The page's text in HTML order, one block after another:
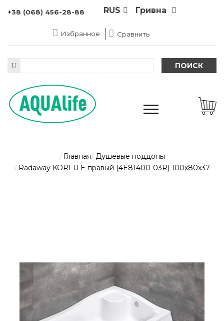
+38 (068) 456-28-88 RUS Гривна
Избранное Сравнить
ПОИСК
Главная
Душевые поддоны
Radaway KORFU E правый (4E81400-03R) 100х80х37